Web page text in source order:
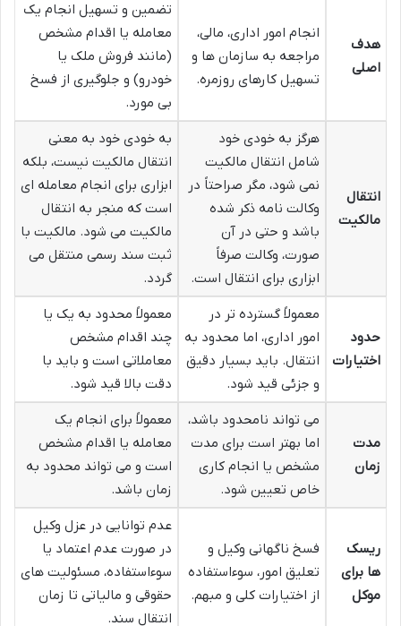
هدف
اصلی
انجام امور اداری، مالی،
مراجعه به سازمان ها و
تسهیل کارهای روزمره.
تضمین و تسهیل انجام یک
معامله یا اقدام مشخص
(مانند فروش ملک یا
خودرو) و جلوگیری از فسخ
بی مورد.
انتقال
مالکیت
هرگز به خودی خود
شامل انتقال مالکیت
نمی شود، مگر صراحتاً در
وکالت نامه ذکر شده
باشد و حتی در آن
صورت، وکالت صرفاً
ابزاری برای انتقال است.
به خودی خود به معنی
انتقال مالکیت نیست، بلکه
ابزاری برای انجام معامله ای
است که منجر به انتقال
مالکیت می شود. مالکیت با
ثبت سند رسمی منتقل می
گردد.
حدود
اختیارات
معمولاً گسترده تر در
امور اداری، اما محدود به
انتقال. باید بسیار دقیق
و جزئی قید شود.
معمولاً محدود به یک یا
چند اقدام مشخص
معاملاتی است و باید با
دقت بالا قید شود.
مدت
زمان
می تواند نامحدود باشد،
اما بهتر است برای مدت
مشخص یا انجام کاری
خاص تعیین شود.
معمولاً برای انجام یک
معامله یا اقدام مشخص
است و می تواند محدود به
زمان باشد.
ریسک
ها برای
موکل
فسخ ناگهانی وکیل و
تعلیق امور، سوءاستفاده
از اختیارات کلی و مبهم.
عدم توانایی در عزل وکیل
در صورت عدم اعتماد یا
سوءاستفاده، مسئولیت های
حقوقی و مالیاتی تا زمان
انتقال سند.